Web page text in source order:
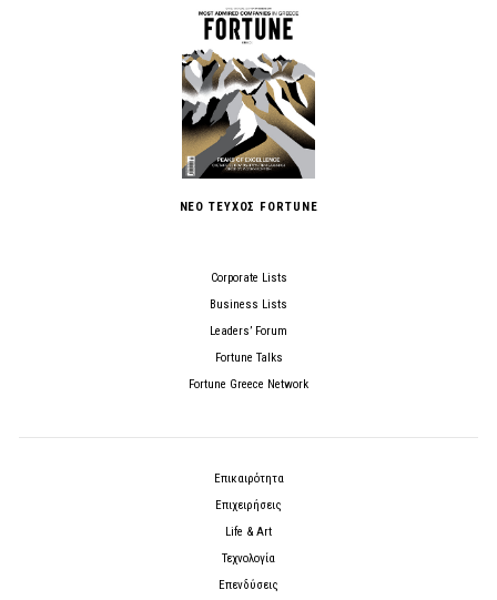
ΝΕΟ ΤΕΥΧΟΣ FORTUNE
Corporate Lists
Business Lists
Leaders’ Forum
Fortune Talks
Fortune Greece Network
Επικαιρότητα
Επιχειρήσεις
Life & Art
Τεχνολογία
Επενδύσεις